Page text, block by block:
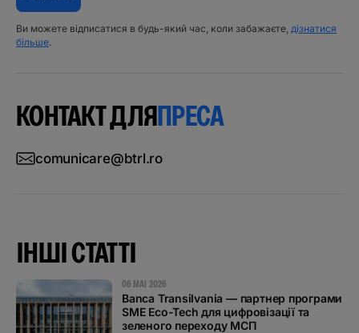
Ви можете відписатися в будь-який час, коли забажаєте,дізнатися
більше.
КОНТАКТ ДЛЯПРЕСА
comunicare@btrl.ro
ІНШІ СТАТТІ
06 MAI 2026
Banca Transilvania — партнер програми
SME Eco-Tech для цифровізації та
зеленого переходу МСП